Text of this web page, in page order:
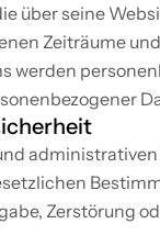
über seine
Zeiträume
Zerstörung